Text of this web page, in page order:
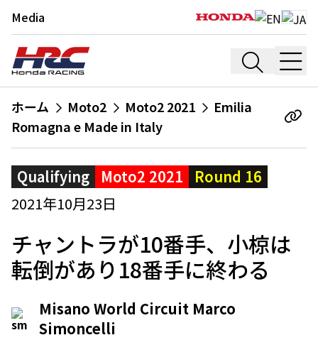
Media
ホーム Moto2 Moto2 2021
Emilia
Romagna e Made in Italy
Qualifying Moto2 2021
Round 16
2021年10月23日
チャントラが10番手、小椋は
転倒があり18番手に終わる
Misano World Circuit Marco
Simoncelli